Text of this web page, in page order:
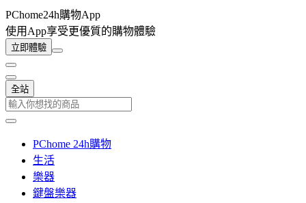
PChome24h購物App
使用App享受更優質的購物體驗
立即體驗
全站
PChome 24h購物
生活
樂器
鍵盤樂器